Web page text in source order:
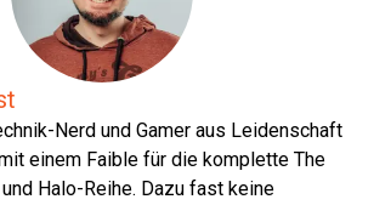
Nerd und Gamer aus Leidenschaft
einem Faible für die komplette The
Halo-Reihe. Dazu fast keine